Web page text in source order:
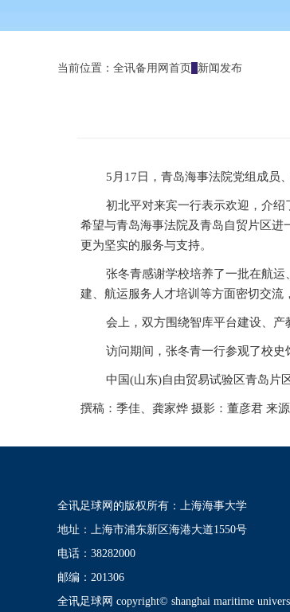
当前位置： 全讯备用网首页 新闻发布
5月17日，青岛海事法院党组成员
初北平对来宾一行表示欢迎，介
希望与青岛海事法院及青岛自贸片区
更为坚实的服务与支持。
张冬青感谢学校培养了一批在航
建、航运服务人才培训等方面密切交流
会上，双方围绕智库平台建设、产
访问期间，张冬青一行参观了校史
中国(山东)自由贸易试验区青岛片
撰稿：季佳、龚家烨 摄影：董彦君 来
全讯足球网的版权所有：上海海事大学
地址：上海市浦东新区海港大道1550号
电话：38282000
邮编：201306
全讯足球网 copyright© shanghai maritime